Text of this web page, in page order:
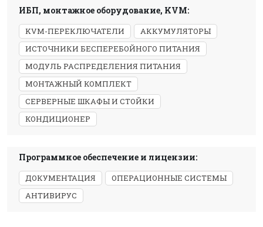
ИБП, монтажное оборудование, KVM:
KVM-ПЕРЕКЛЮЧАТЕЛИ
АККУМУЛЯТОРЫ
ИСТОЧНИКИ БЕСПЕРЕБОЙНОГО ПИТАНИЯ
МОДУЛЬ РАСПРЕДЕЛЕНИЯ ПИТАНИЯ
МОНТАЖНЫЙ КОМПЛЕКТ
СЕРВЕРНЫЕ ШКАФЫ И СТОЙКИ
КОНДИЦИОНЕР
Программное обеспечение и лицензии:
ДОКУМЕНТАЦИЯ
ОПЕРАЦИОННЫЕ СИСТЕМЫ
АНТИВИРУС